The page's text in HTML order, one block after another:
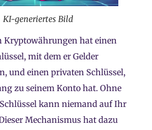
KI-generiertes Bild
Kryptowährungen hat einen
mit dem er Gelder
und einen privaten Schlüssel,
zu seinem Konto hat. Ohne
kann niemand auf Ihr
Mechanismus hat dazu